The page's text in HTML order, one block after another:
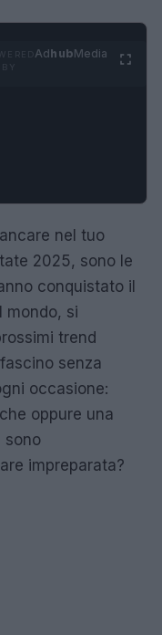
AdhubMedia
nel tuo
2025, sono le
conquistato il
mondo, si
trend
senza
occasione:
oppure una
sono
impreparata?